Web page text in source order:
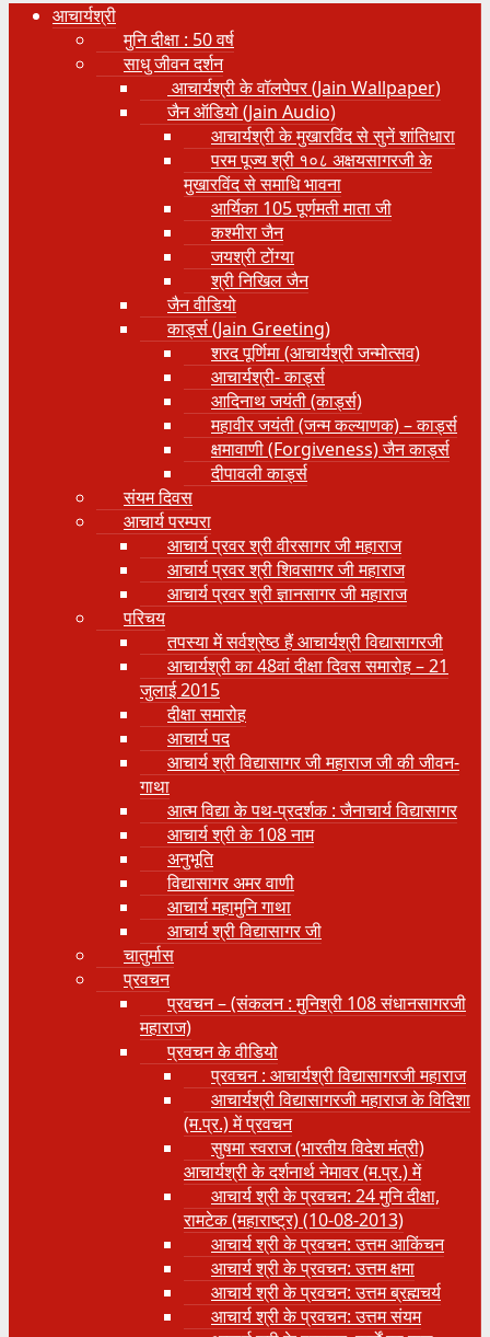
आचार्यश्री
मुनि दीक्षा : 50 वर्ष
साधु जीवन दर्शन
आचार्यश्री के वॉलपेपर (Jain Wallpaper)
जैन ऑडियो (Jain Audio)
आचार्यश्री के मुखारविंद से सुनें शांतिधारा
परम पूज्य श्री १०८ अक्षयसागरजी के
मुखारविंद से समाधि भावना
आर्यिका 105 पूर्णमती माता जी
कश्मीरा जैन
जयश्री टोंग्या
श्री निखिल जैन
जैन वीडियो
कार्ड्स (Jain Greeting)
शरद पूर्णिमा (आचार्यश्री जन्मोत्सव)
आचार्यश्री- कार्ड्स
आदिनाथ जयंती (कार्ड्स)
महावीर जयंती (जन्म कल्याणक) – कार्ड्स
क्षमावाणी (Forgiveness) जैन कार्ड्स
दीपावली कार्ड्स
संयम दिवस
आचार्य परम्परा
आचार्य प्रवर श्री वीरसागर जी महाराज
आचार्य प्रवर श्री शिवसागर जी महाराज
आचार्य प्रवर श्री ज्ञानसागर जी महाराज
परिचय
तपस्या में सर्वश्रेष्ठ हैं आचार्यश्री विद्यासागरजी
आचार्यश्री का 48वां दीक्षा दिवस समारोह – 21
जुलाई 2015
दीक्षा समारोह
आचार्य पद
आचार्य श्री विद्यासागर जी महाराज जी की जीवन-
गाथा
आत्म विद्या के पथ-प्रदर्शक : जैनाचार्य विद्यासागर
आचार्य श्री के 108 नाम
अनुभूति
विद्यासागर अमर वाणी
आचार्य महामुनि गाथा
आचार्य श्री विद्यासागर जी
चातुर्मास
प्रवचन
प्रवचन – (संकलन : मुनिश्री 108 संधानसागरजी
महाराज)
प्रवचन के वीडियो
प्रवचन : आचार्यश्री ‍विद्यासागरजी महाराज
आचार्यश्री विद्यासागरजी महाराज के विदिशा
(म.प्र.) में प्रवचन
सुषमा स्वराज (भारतीय विदेश मंत्री)
आचार्यश्री के दर्शनार्थ नेमावर (म.प्र.) में
आचार्य श्री के प्रवचन: 24 मुनि दीक्षा,
रामटेक (महाराष्ट्र) (10-08-2013)
आचार्य श्री के प्रवचन: उत्तम आकिंचन
आचार्य श्री के प्रवचन: उत्तम क्षमा
आचार्य श्री के प्रवचन: उत्तम ब्रह्मचर्य
आचार्य श्री के प्रवचन: उत्तम संयम